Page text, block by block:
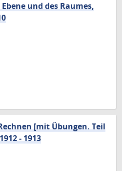
und des Raumes,
[mit Übungen. Teil
- 1913